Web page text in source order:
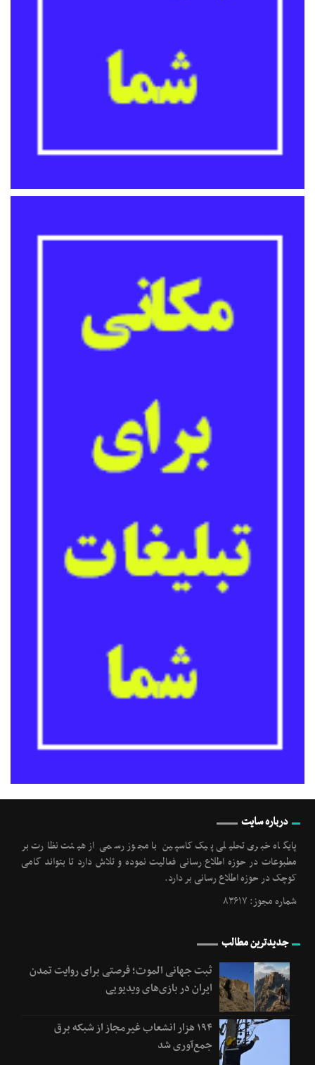
درباره سایت
پایگاه خبری تحلیلی پیک کاسپین با مجوز رسمی از هیئت نظارت بر
مطبوعات در حوزه اطلاع رسانی فعالیت نموده و تلاش دارد تا بتواند گامی
کوچک در حوزه اطلاع رسانی بر دارد.
شماره مجوز: ۸۳۶۱۷
جدیدترین مطالب
ثبت جهانی الموت؛ فرصتی برای روایت تمدن
ایران در بازی‌های ویدیویی
۱۹۴ هزار انشعاب غیرمجاز از شبکه برق
جمع‌آوری شد